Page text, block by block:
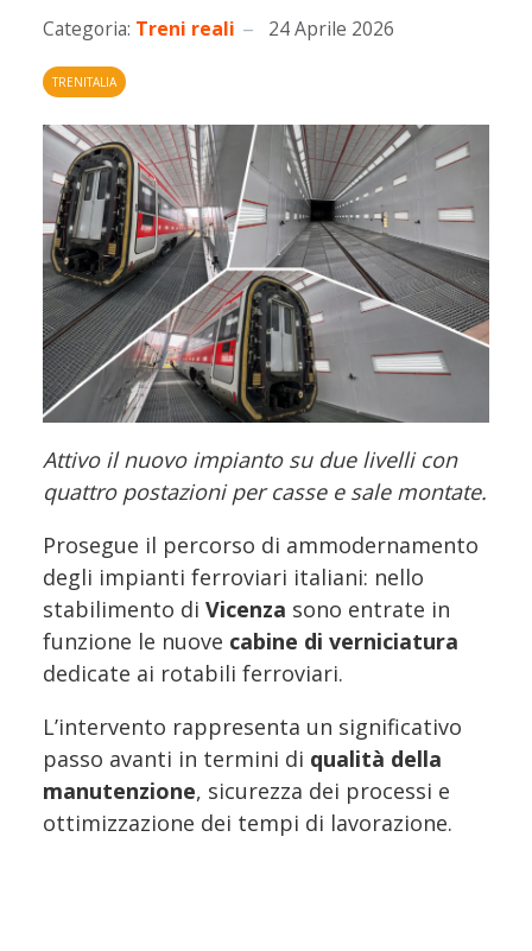
Categoria: Treni reali 24 Aprile 2026
TRENITALIA
Attivo il nuovo impianto su due livelli con
quattro postazioni per casse e sale montate.
Prosegue il percorso di ammodernamento
degli impianti ferroviari italiani: nello
stabilimento di Vicenza sono entrate in
funzione le nuove cabine di verniciatura
dedicate ai rotabili ferroviari.
L’intervento rappresenta un significativo
passo avanti in termini di qualità della
manutenzione, sicurezza dei processi e
ottimizzazione dei tempi di lavorazione.